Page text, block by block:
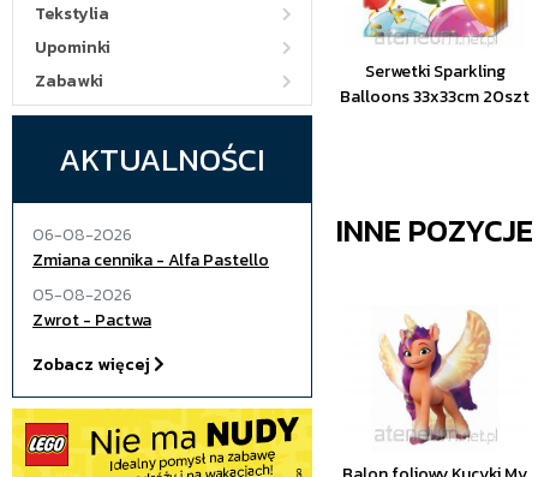
Tekstylia
Upominki
Zabawki
AKTUALNOŚCI
06-08-2026
Zmiana cennika - Alfa Pastello
05-08-2026
Zwrot - Pactwa
Zobacz więcej
Serwetki Sparkling
Balloons 33x33cm 20szt
INNE